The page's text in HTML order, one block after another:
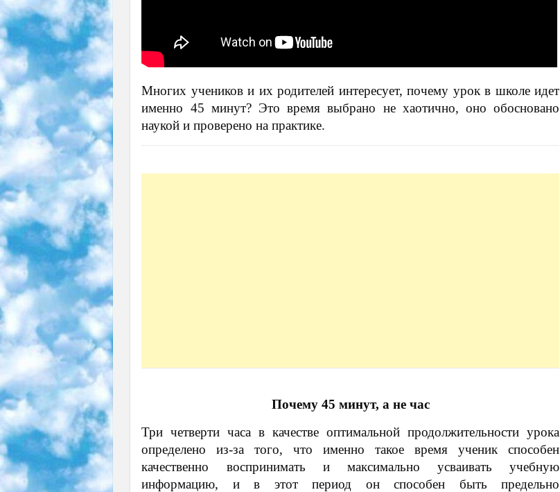
Многих учеников и их родителей интересует, почему урок в школе идет
именно 45 минут? Это время выбрано не хаотично, оно обосновано
наукой и проверено на практике.
Почему 45 минут, а не час
Три четверти часа в качестве оптимальной продолжительности урока
определено из-за того, что именно такое время ученик способен
качественно воспринимать и максимально усваивать учебную
информацию, и в этот период он способен быть предельно